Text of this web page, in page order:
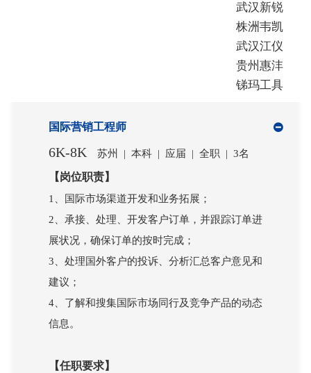
武汉新锐
株洲韦凯
武汉江仪
贵州惠沣
锑玛工具
国际营销工程师
6K-8K 苏州 | 本科 | 应届 | 全职 | 3名
【岗位职责】
1、国际市场渠道开发和业务拓展；
2、承接、处理、开发客户订单，并跟踪订单进
展状况，确保订单的按时完成；
3、处理国外客户的投诉、分析汇总客户意见和
建议；
4、了解和搜集国际市场同行及竞争产品的动态
信息。
【任职要求】